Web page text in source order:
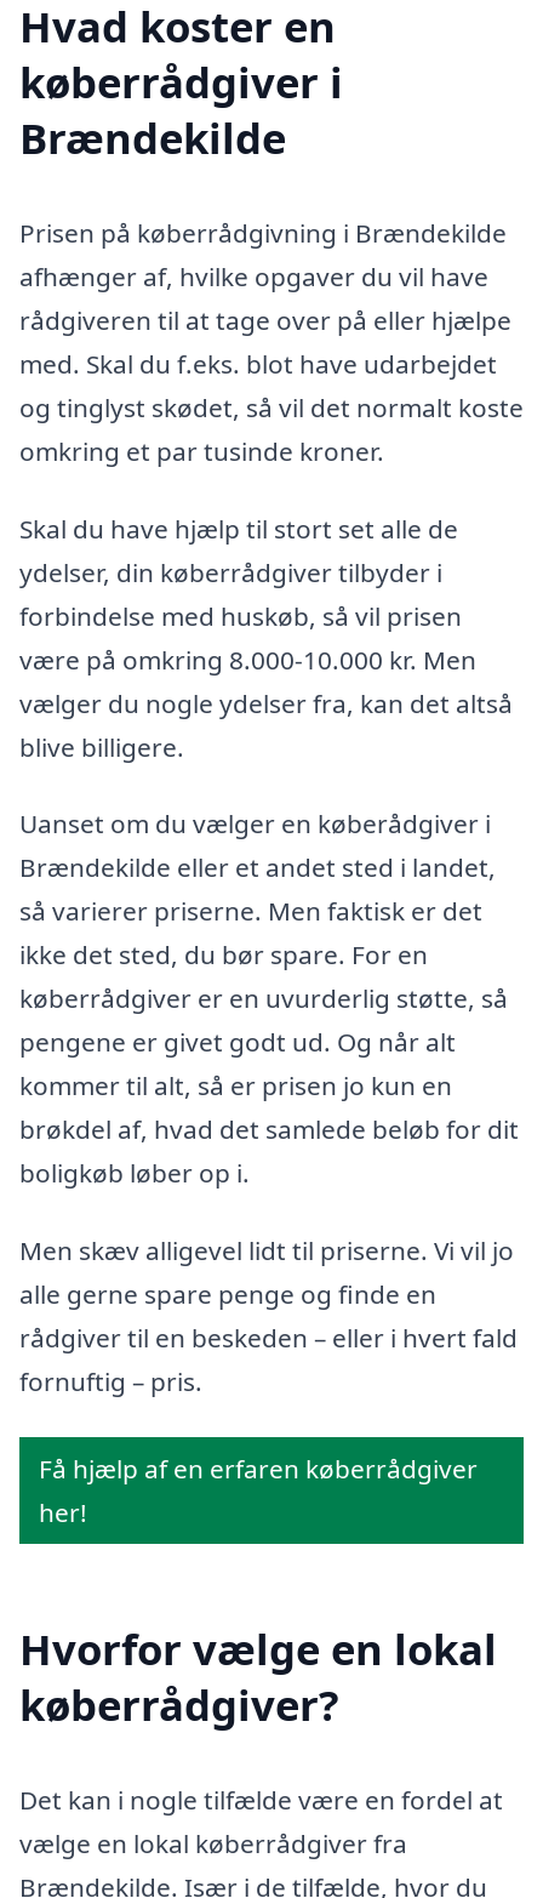
Hvad koster en
køberrådgiver i
Brændekilde
Prisen på køberrådgivning i Brændekilde
afhænger af, hvilke opgaver du vil have
rådgiveren til at tage over på eller hjælpe
med. Skal du f.eks. blot have udarbejdet
og tinglyst skødet, så vil det normalt koste
omkring et par tusinde kroner.
Skal du have hjælp til stort set alle de
ydelser, din køberrådgiver tilbyder i
forbindelse med huskøb, så vil prisen
være på omkring 8.000-10.000 kr. Men
vælger du nogle ydelser fra, kan det altså
blive billigere.
Uanset om du vælger en køberådgiver i
Brændekilde eller et andet sted i landet,
så varierer priserne. Men faktisk er det
ikke det sted, du bør spare. For en
køberrådgiver er en uvurderlig støtte, så
pengene er givet godt ud. Og når alt
kommer til alt, så er prisen jo kun en
brøkdel af, hvad det samlede beløb for dit
boligkøb løber op i.
Men skæv alligevel lidt til priserne. Vi vil jo
alle gerne spare penge og finde en
rådgiver til en beskeden – eller i hvert fald
fornuftig – pris.
Få hjælp af en erfaren køberrådgiver
her!
Hvorfor vælge en lokal
køberrådgiver?
Det kan i nogle tilfælde være en fordel at
vælge en lokal køberrådgiver fra
Brændekilde. Især i de tilfælde, hvor du